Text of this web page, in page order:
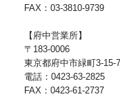
FAX：03-3810-9739
【府中営業所】
〒183-0006
東京都府中市緑町3-15-7
電話：0423-63-2825
FAX：0423-61-2737